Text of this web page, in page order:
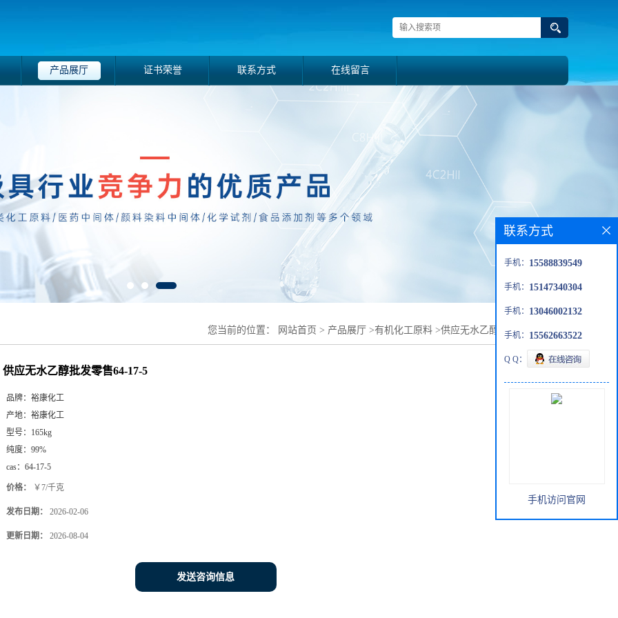
产品展厅 证书荣誉 联系方式 在线留言
您当前的位置： 网站首页 > 产品展厅 >有机化工原料 >供应无水乙醇批发零售64-17-5
供应无水乙醇批发零售64-17-5
品牌： 裕康化工
产地： 裕康化工
型号： 165kg
纯度： 99%
cas： 64-17-5
价格： ￥7/千克
发布日期： 2026-02-06
更新日期： 2026-08-04
发送咨询信息
联系方式
手机： 15588839549
手机： 15147340304
手机： 13046002132
手机： 15562663522
Q Q：
手机访问官网